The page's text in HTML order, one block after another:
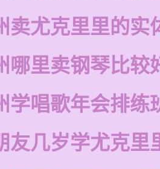
卖尤克里里的实
哪里卖钢琴比较
学唱歌年会排练
友几岁学尤克里